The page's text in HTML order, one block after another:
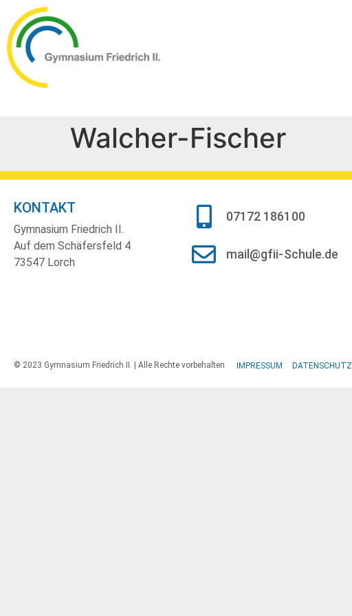
Walcher-Fischer
KONTAKT
Gymnasium Friedrich II.
Auf dem Schäfersfeld 4
73547 Lorch
07172 186100
mail@gfii-Schule.de
© 2023 Gymnasium Friedrich II. | Alle Rechte vorbehalten IMPRESSUM DATENSCHUTZ